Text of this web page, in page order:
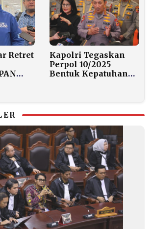
Retret
Kapolri Tegaskan
Perpol 10/2025
Bentuk Kepatuhan